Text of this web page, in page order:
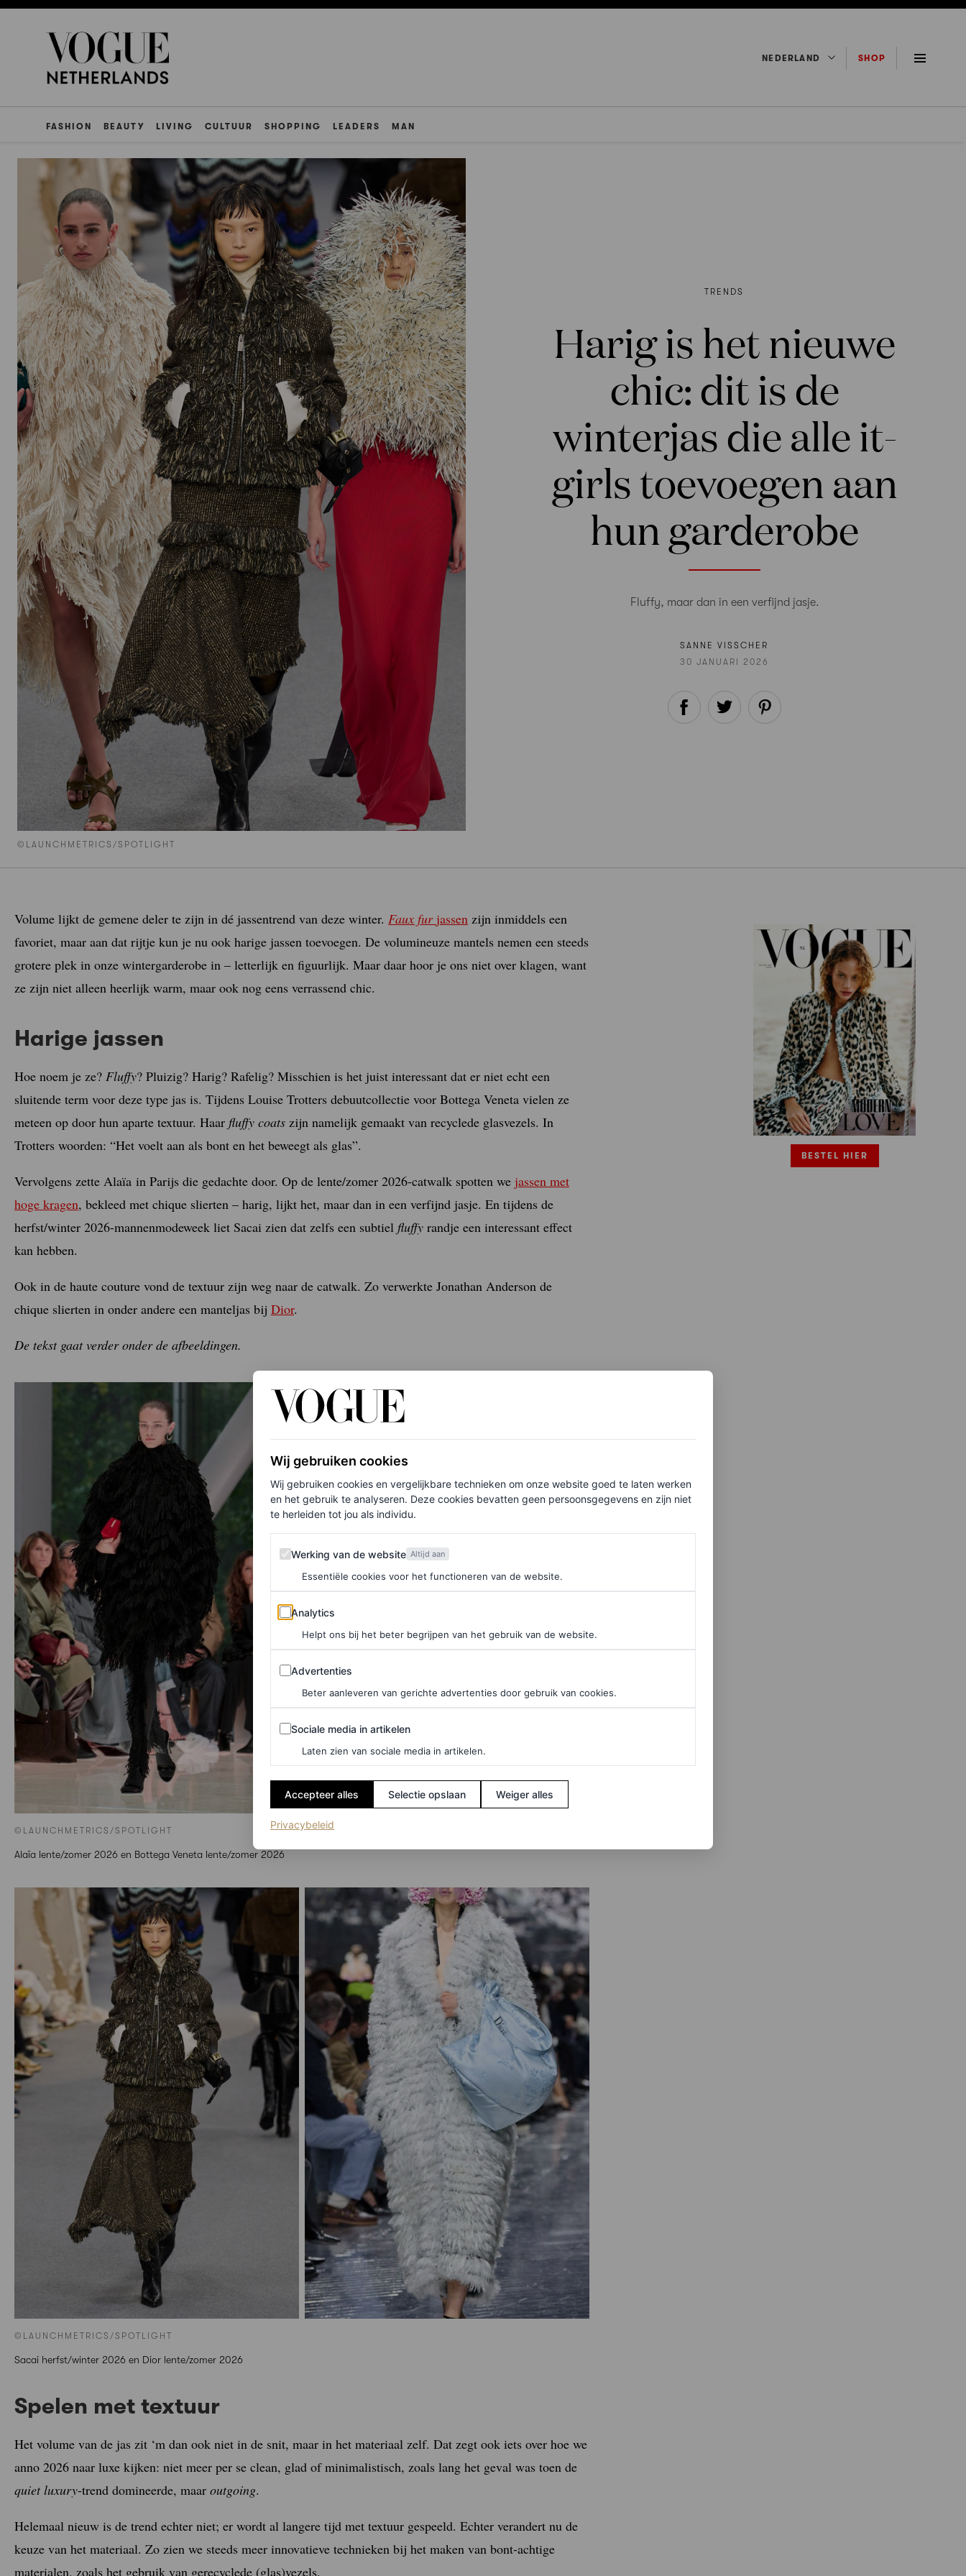
NEDERLAND SHOP
FASHION BEAUTY LIVING CULTUUR SHOPPING LEADERS MAN
©LAUNCHMETRICS/SPOTLIGHT
TRENDS
Harig is het nieuwe
chic: dit is de
winterjas die alle it-
girls toevoegen aan
hun garderobe
Fluffy, maar dan in een verfijnd jasje.
SANNE VISSCHER
30 JANUARI 2026
Volume lijkt de gemene deler te zijn in dé jassentrend van deze winter. Faux fur jassen zijn inmiddels een
favoriet, maar aan dat rijtje kun je nu ook harige jassen toevoegen. De volumineuze mantels nemen een steeds
grotere plek in onze wintergarderobe in – letterlijk en figuurlijk. Maar daar hoor je ons niet over klagen, want
ze zijn niet alleen heerlijk warm, maar ook nog eens verrassend chic.
Harige jassen
Hoe noem je ze? Fluffy? Pluizig? Harig? Rafelig? Misschien is het juist interessant dat er niet echt een
sluitende term voor deze type jas is. Tijdens Louise Trotters debuutcollectie voor Bottega Veneta vielen ze
meteen op door hun aparte textuur. Haar fluffy coats zijn namelijk gemaakt van recyclede glasvezels. In
Trotters woorden: “Het voelt aan als bont en het beweegt als glas”.
Vervolgens zette Alaïa in Parijs die gedachte door. Op de lente/zomer 2026-catwalk spotten we jassen met
hoge kragen, bekleed met chique slierten – harig, lijkt het, maar dan in een verfijnd jasje. En tijdens de
herfst/winter 2026-mannenmodeweek liet Sacai zien dat zelfs een subtiel fluffy randje een interessant effect
kan hebben.
Ook in de haute couture vond de textuur zijn weg naar de catwalk. Zo verwerkte Jonathan Anderson de
chique slierten in onder andere een manteljas bij Dior.
De tekst gaat verder onder de afbeeldingen.
©LAUNCHMETRICS/SPOTLIGHT
Alaïa lente/zomer 2026 en Bottega Veneta lente/zomer 2026
©LAUNCHMETRICS/SPOTLIGHT
Sacai herfst/winter 2026 en Dior lente/zomer 2026
Spelen met textuur
Het volume van de jas zit ‘m dan ook niet in de snit, maar in het materiaal zelf. Dat zegt ook iets over hoe we
anno 2026 naar luxe kijken: niet meer per se clean, glad of minimalistisch, zoals lang het geval was toen de
quiet luxury-trend domineerde, maar outgoing.
Helemaal nieuw is de trend echter niet; er wordt al langere tijd met textuur gespeeld. Echter verandert nu de
keuze van het materiaal. Zo zien we steeds meer innovatieve technieken bij het maken van bont-achtige
materialen, zoals het gebruik van gerecyclede (glas)vezels.
BESTEL HIER
Wij gebruiken cookies
Wij gebruiken cookies en vergelijkbare technieken om onze website goed te laten werken
en het gebruik te analyseren. Deze cookies bevatten geen persoonsgegevens en zijn niet
te herleiden tot jou als individu.
Werking van de website
Werking van de website Altijd aan
Essentiële cookies voor het functioneren van de website.
Analytics
Analytics
Helpt ons bij het beter begrijpen van het gebruik van de website.
Advertenties
Advertenties
Beter aanleveren van gerichte advertenties door gebruik van cookies.
Sociale media in artikelen
Sociale media in artikelen
Laten zien van sociale media in artikelen.
Accepteer alles Selectie opslaan Weiger alles
Privacybeleid